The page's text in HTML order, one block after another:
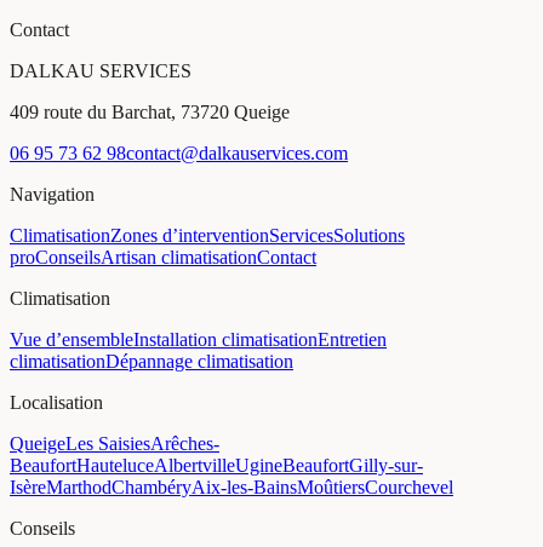
Contact
DALKAU SERVICES
409 route du Barchat, 73720 Queige
06 95 73 62 98contact@dalkauservices.com
Navigation
ClimatisationZones d’interventionServicesSolutions
proConseilsArtisan climatisationContact
Climatisation
Vue d’ensembleInstallation climatisationEntretien
climatisationDépannage climatisation
Localisation
QueigeLes SaisiesArêches-
BeaufortHauteluceAlbertvilleUgineBeaufortGilly-sur-
IsèreMarthodChambéryAix-les-BainsMoûtiersCourchevel
Conseils